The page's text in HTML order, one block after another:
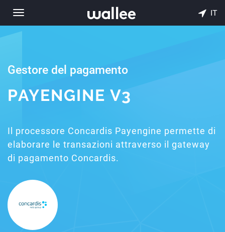
Toggle
navigation
IT
Gestore del pagamento
PAYENGINE V3
Il processore Concardis Payengine permette di
elaborare le transazioni attraverso il gateway
di pagamento Concardis.